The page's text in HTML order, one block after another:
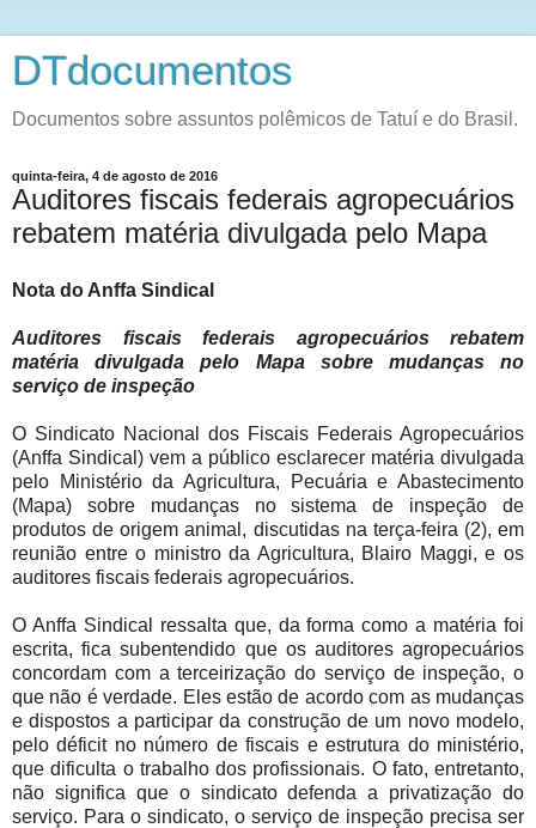
DTdocumentos
Documentos sobre assuntos polêmicos de Tatuí e do Brasil.
quinta-feira, 4 de agosto de 2016
Auditores fiscais federais agropecuários
rebatem matéria divulgada pelo Mapa
Nota do Anffa Sindical
Auditores fiscais federais agropecuários rebatem
matéria divulgada pelo Mapa sobre mudanças no
serviço de inspeção
O Sindicato Nacional dos Fiscais Federais Agropecuários
(Anffa Sindical) vem a público esclarecer matéria divulgada
pelo Ministério da Agricultura, Pecuária e Abastecimento
(Mapa) sobre mudanças no sistema de inspeção de
produtos de origem animal, discutidas na terça-feira (2), em
reunião entre o ministro da Agricultura, Blairo Maggi, e os
auditores fiscais federais agropecuários.
O Anffa Sindical ressalta que, da forma como a matéria foi
escrita, fica subentendido que os auditores agropecuários
concordam com a terceirização do serviço de inspeção, o
que não é verdade. Eles estão de acordo com as mudanças
e dispostos a participar da construção de um novo modelo,
pelo déficit no número de fiscais e estrutura do ministério,
que dificulta o trabalho dos profissionais. O fato, entretanto,
não significa que o sindicato defenda a privatização do
serviço. Para o sindicato, o serviço de inspeção precisa ser